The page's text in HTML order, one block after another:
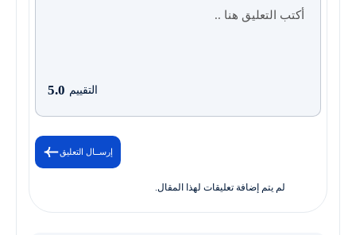
التقييم 5.0
إرســال التعليق
لم يتم إضافة تعليقات لهذا المقال.